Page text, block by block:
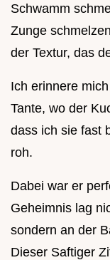
Schwamm
Zunge
der Textur, das
Ich erinnere
Tante, wo der
dass ich sie fast
roh.
Dabei war er
Geheimnis lag
sondern an der
Dieser Saftiger